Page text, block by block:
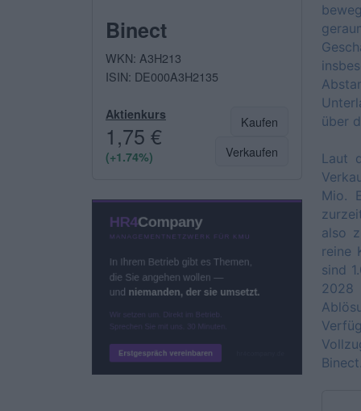
Binect
WKN: A3H213
ISIN: DE000A3H2135
Aktienkurs
1,75 €
(+1.74%)
Kaufen
Verkaufen
über
Laut
Mio.
also
reine
sind
2028